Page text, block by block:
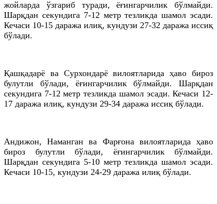
жойларда ўзгариб туради, ёғингарчилик бўлмайди.
Шарқдан секундига 7-12 метр тезликда шамол эсади.
Кечаси 10-15 даража илиқ, кундузи 27-32 даража иссиқ
бўлади.
Қашқадарё ва Сурхондарё вилоятларида ҳаво бироз
булутли бўлади, ёғингарчилик бўлмайди. Шарқдан
секундига 7-12 метр тезликда шамол эсади. Кечаси 12-
17 даража илиқ, кундузи 29-34 даража иссиқ бўлади.
Андижон, Наманган ва Фарғона вилоятларида ҳаво
бироз булутли бўлади, ёғингарчилик бўлмайди.
Шарқдан секундига 5-10 метр тезликда шамол эсади.
Кечаси 10-15, кундузи 24-29 даража илиқ бўлади.